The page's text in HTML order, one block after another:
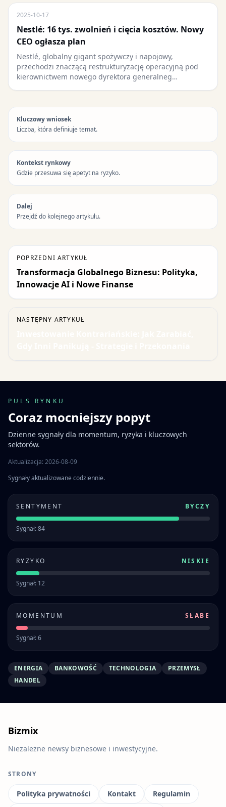
2025-10-17
Nestlé: 16 tys. zwolnień i cięcia kosztów. Nowy
CEO ogłasza plan
Nestlé, globalny gigant spożywczy i napojowy,
przechodzi znaczącą restrukturyzację operacyjną pod
kierownictwem nowego dyrektora generalneg…
Kluczowy wniosek
Liczba, która definiuje temat.
Kontekst rynkowy
Gdzie przesuwa się apetyt na ryzyko.
Dalej
Przejdź do kolejnego artykułu.
POPRZEDNI ARTYKUŁ
Transformacja Globalnego Biznesu: Polityka,
Innowacje AI i Nowe Finanse
NASTĘPNY ARTYKUŁ
PULS RYNKU
Coraz mocniejszy popyt
Dzienne sygnały dla momentum, ryzyka i kluczowych
sektorów.
Aktualizacja: 2026-08-09
Sygnały aktualizowane codziennie.
SENTYMENT BYCZY
Sygnał: 84
RYZYKO NISKIE
Sygnał: 12
MOMENTUM SŁABE
Sygnał: 6
ENERGIA BANKOWOŚĆ TECHNOLOGIA
PRZEMYSŁ
HANDEL
Bizmix
Niezależne newsy biznesowe i inwestycyjne.
STRONY
Polityka prywatności Kontakt Regulamin